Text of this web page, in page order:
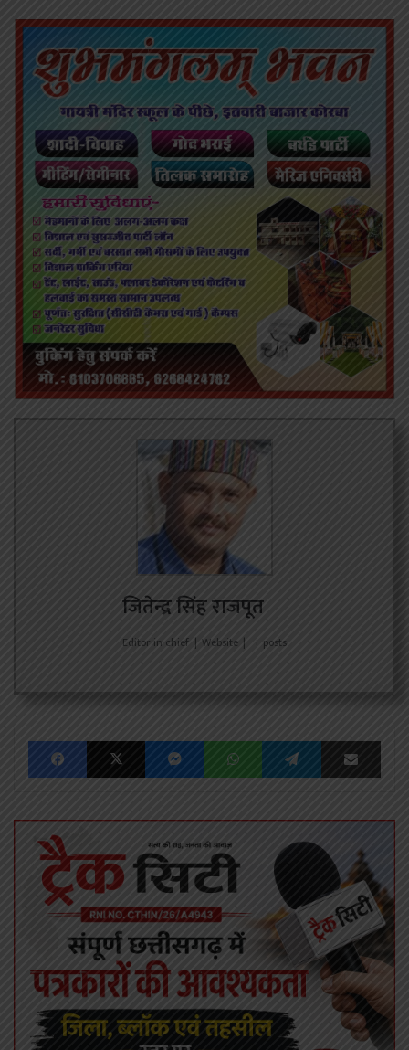
जितेन्द्र सिंह राजपूत
Editor in chief | Website | + posts
FacebookX MessengerWhatsAppTelegram Share via Email